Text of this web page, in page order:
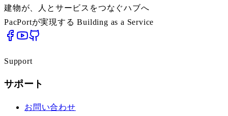
建物が、人とサービスをつなぐハブへ
PacPortが実現する Building as a Service
Support
サポート
お問い合わせ